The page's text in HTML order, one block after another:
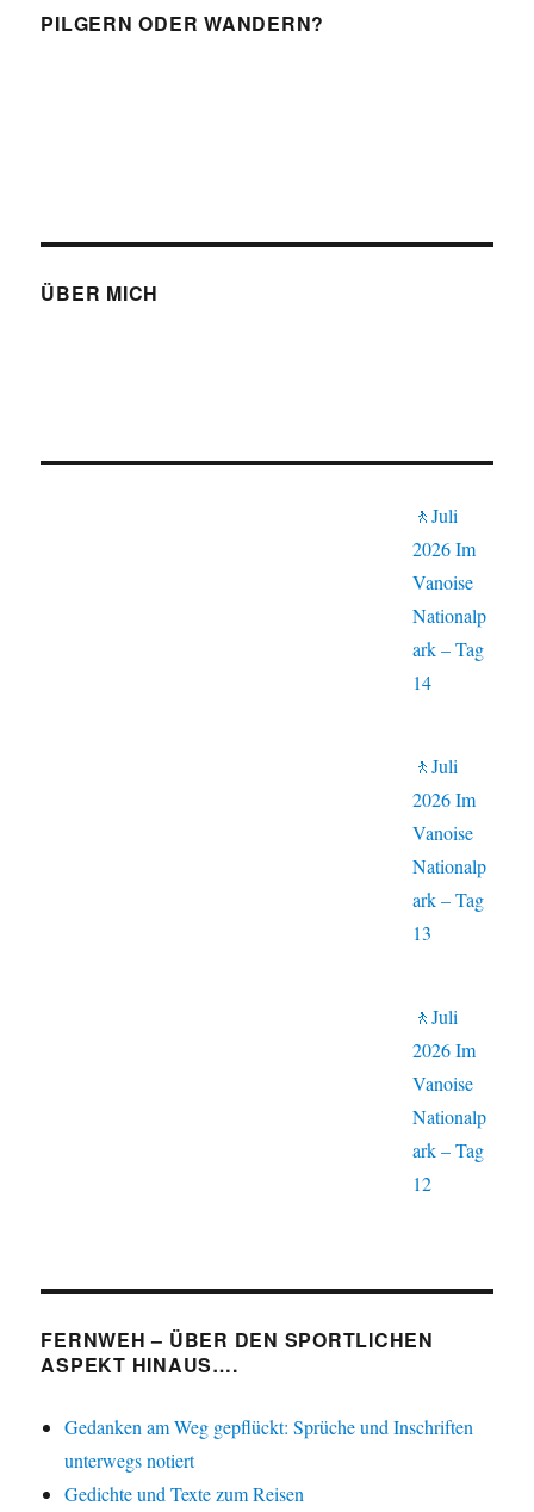
PILGERN ODER WANDERN?
ÜBER MICH
🚶Juli
2026 Im
Vanoise
Nationalp
ark – Tag
14
🚶Juli
2026 Im
Vanoise
Nationalp
ark – Tag
13
🚶Juli
2026 Im
Vanoise
Nationalp
ark – Tag
12
FERNWEH – ÜBER DEN SPORTLICHEN
ASPEKT HINAUS….
Gedanken am Weg gepflückt: Sprüche und Inschriften
unterwegs notiert
Gedichte und Texte zum Reisen